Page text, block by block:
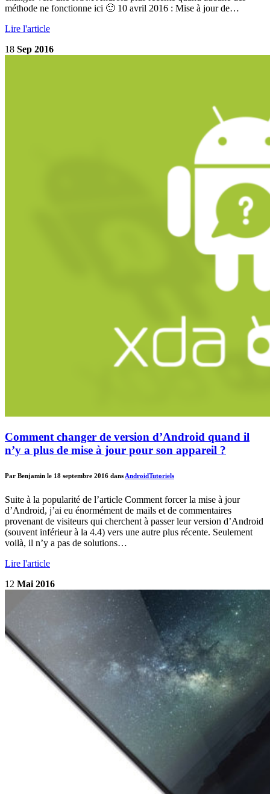
méthode ne fonctionne ici 🙂 10 avril 2016 : Mise à jour de…
Lire l'article
18 Sep 2016
Comment changer de version d’Android quand il
n’y a plus de mise à jour pour son appareil ?
Par Benjamin le 18 septembre 2016 dans AndroidTutoriels
Suite à la popularité de l’article Comment forcer la mise à jour
d’Android, j’ai eu énormément de mails et de commentaires
provenant de visiteurs qui cherchent à passer leur version d’Android
(souvent inférieur à la 4.4) vers une autre plus récente. Seulement
voilà, il n’y a pas de solutions…
Lire l'article
12 Mai 2016